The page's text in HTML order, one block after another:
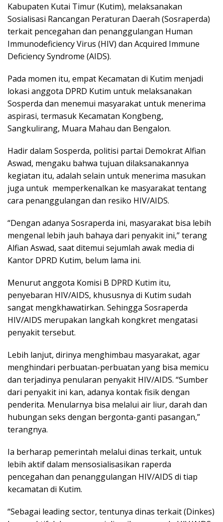
Kabupaten Kutai Timur (Kutim), melaksanakan
Sosialisasi Rancangan Peraturan Daerah (Sosraperda)
terkait pencegahan dan penanggulangan Human
Immunodeficiency Virus (HIV) dan Acquired Immune
Deficiency Syndrome (AIDS).
Pada momen itu, empat Kecamatan di Kutim menjadi
lokasi anggota DPRD Kutim untuk melaksanakan
Sosperda dan menemui masyarakat untuk menerima
aspirasi, termasuk Kecamatan Kongbeng,
Sangkulirang, Muara Mahau dan Bengalon.
Hadir dalam Sosperda, politisi partai Demokrat Alfian
Aswad, mengaku bahwa tujuan dilaksanakannya
kegiatan itu, adalah selain untuk menerima masukan
juga untuk memperkenalkan ke masyarakat tentang
cara penanggulangan dan resiko HIV/AIDS.
“Dengan adanya Sosraperda ini, masyarakat bisa lebih
mengenal lebih jauh bahaya dari penyakit ini,” terang
Alfian Aswad, saat ditemui sejumlah awak media di
Kantor DPRD Kutim, belum lama ini.
Menurut anggota Komisi B DPRD Kutim itu,
penyebaran HIV/AIDS, khususnya di Kutim sudah
sangat mengkhawatirkan. Sehingga Sosraperda
HIV/AIDS merupakan langkah kongkret mengatasi
penyakit tersebut.
Lebih lanjut, dirinya menghimbau masyarakat, agar
menghindari perbuatan-perbuatan yang bisa memicu
dan terjadinya penularan penyakit HIV/AIDS. “Sumber
dari penyakit ini kan, adanya kontak fisik dengan
penderita. Menularnya bisa melalui air liur, darah dan
hubungan seks dengan bergonta-ganti pasangan,”
terangnya.
Ia berharap pemerintah melalui dinas terkait, untuk
lebih aktif dalam mensosialisasikan raperda
pencegahan dan penanggulangan HIV/AIDS di tiap
kecamatan di Kutim.
“Sebagai leading sector, tentunya dinas terkait (Dinkes)